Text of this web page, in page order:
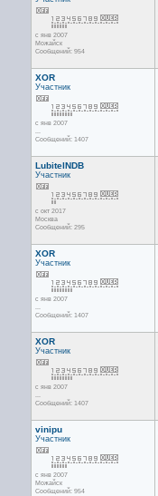
с янв 2007
Можайск
Сообщений: 954
XOR
Участник
с янв 2007
...
Сообщений: 1407
LubitelNDB
Участник
с окт 2017
Москва
Сообщений: 295
XOR
Участник
с янв 2007
...
Сообщений: 1407
XOR
Участник
с янв 2007
...
Сообщений: 1407
vinipu
Участник
с янв 2007
Можайск
Сообщений: 954